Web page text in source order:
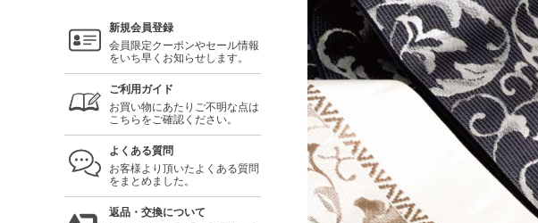
新規会員登録
会員限定クーポンやセール情報
をいち早くお知らせします。
ご利用ガイド
お買い物にあたりご不明な点は
こちらをご確認ください。
よくある質問
お客様より頂いたよくある質問
をまとめました。
返品・交換について